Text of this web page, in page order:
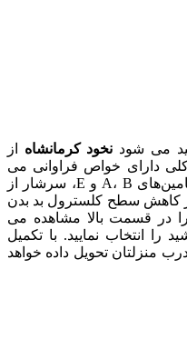
می شود نخود کرمانشاه از
دارای خواص فراوانی می
باشد. این نوع حبوبات سرشار از ویتامین‌های A، B و E، سرشار از
در کاهش سطح کلسترول بد بدن
را در قسمت بالا مشاهده می
را انتخاب نمایید. با تکمیل
منزلتان تحویل داده خواهد